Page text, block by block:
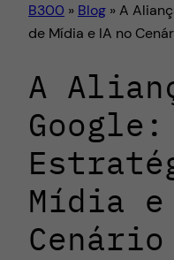
B300 » Blog »A
de Mídia e IA no
A
Google:
Mídia